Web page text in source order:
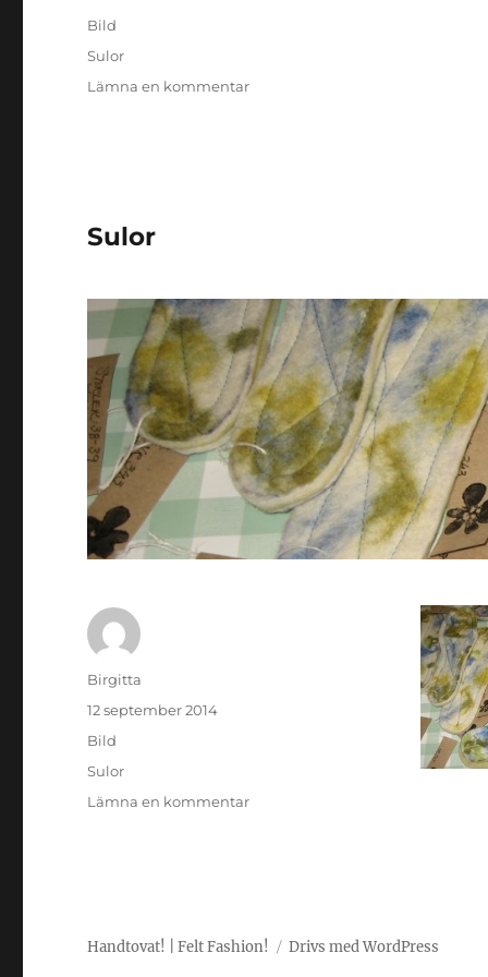
den
Format
Bild
Kategorier
Sulor
Lämna en kommentartill
Sulor
Författare
Birgitta
Publicerat
den
12 september 2014
Format
Bild
Kategorier
Sulor
Lämna en kommentartill
Handtovat! | Felt Fashion! Drivs med WordPress